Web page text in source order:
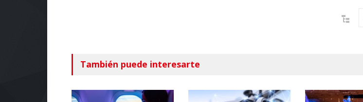
También puede interesarte